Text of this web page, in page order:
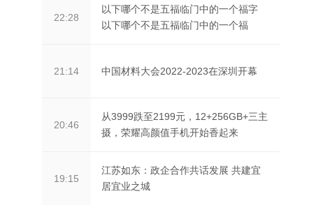
22:28
以下哪个不是五福临门中的一个福字
以下哪个不是五福临门中的一个福
21:14 中国材料大会2022-2023在深圳开幕
20:46
从3999跌至2199元，12+256GB+三主
摄，荣耀高颜值手机开始香起来
19:15
江苏如东：政企合作共话发展 共建宜
居宜业之城